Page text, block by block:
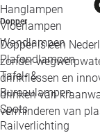
Hanglampen
Vloerlampen
Wandlampen
Plafondlampen
Tafel- &
Bureaulampen
Spots
Railverlichting
Dopper
Dopper is een
zonder
drinkflessen en
drinken van
verminderen van